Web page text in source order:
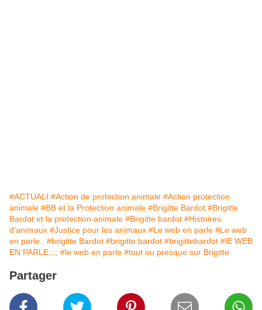
#ACTUALI #Action de protection animale #Action protection
animale #BB et la Protection animale #Brigitte Bardot #Brigitte
Bardot et la protection animale #Brigitte bardot #Histoires
d'animaux #Justice pour les animaux #Le web en parle #Le web
en parle..
#brigitte Bardot #brigitte bardot #brigittebardot #lE WEB
EN PARLE;;;; #le web en parle #tout ou presque sur Brigitte
Partager